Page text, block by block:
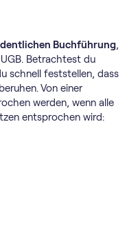
Buchführung,
Betrachtest du
schnell feststellen, dass
Von einer
werden, wenn alle
entsprochen wird: